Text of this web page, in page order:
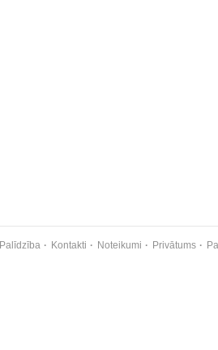
Palīdzība Kontakti Noteikumi Privātums